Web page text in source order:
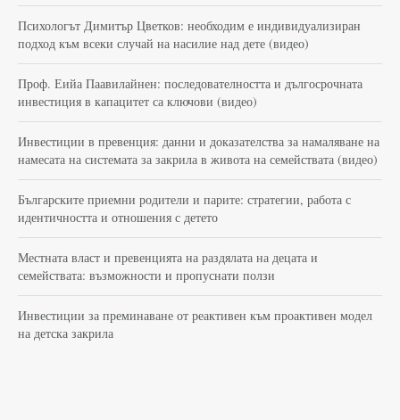
Психологът Димитър Цветков: необходим е индивидуализиран
подход към всеки случай на насилие над дете (видео)
Проф. Еийа Паавилайнен: последователността и дългосрочната
инвестиция в капацитет са ключови (видео)
Инвестиции в превенция: данни и доказателства за намаляване на
намесата на системата за закрила в живота на семействата (видео)
Българските приемни родители и парите: стратегии, работа с
идентичността и отношения с детето
Местната власт и превенцията на раздялата на децата и
семействата: възможности и пропуснати ползи
Инвестиции за преминаване от реактивен към проактивен модел
на детска закрила